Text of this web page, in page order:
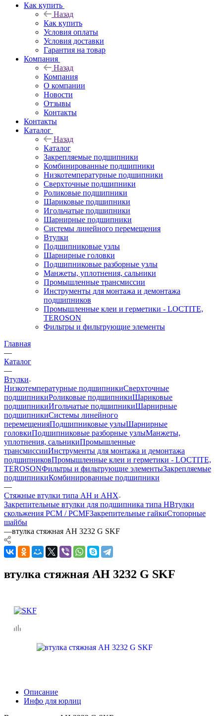
Как купить
Назад
Как купить
Условия оплаты
Условия доставки
Гарантия на товар
Компания
Назад
Компания
О компании
Новости
Отзывы
Контакты
Контакты
Каталог
Назад
Каталог
Закрепляемые подшипники
Комбинированные подшипники
Низкотемпературные подшипники
Сверхточные подшипники
Роликовые подшипники
Шариковые подшипники
Игольчатые подшипники
Шарнирные подшипники
Системы линейного перемещения
Втулки
Подшипниковые узлы
Шарнирные головки
Подшипниковые разборные узлы
Манжеты, уплотнения, сальники
Промышленные трансмиссии
Инструменты для монтажа и демонтажа
подшипников
Промышленные клеи и герметики - LOCTITE,
TEROSON
Фильтры и фильтрующие элементы
Главная
—
Каталог
—
Втулки
Низкотемпературные подшипникиСверхточные
подшипникиРоликовые подшипникиШариковые
подшипникиИгольчатые подшипникиШарнирные
подшипникиСистемы линейного
перемещенияПодшипниковые узлыШарнирные
головкиПодшипниковые разборные узлыМанжеты,
уплотнения, сальникиПромышленные
трансмиссииИнструменты для монтажа и демонтажа
подшипниковПромышленные клеи и герметики - LOCTITE,
TEROSONФильтры и фильтрующие элементыЗакрепляемые
подшипникиКомбинированные подшипники
—
Стяжные втулки типа AH и AHX
Закрепительные втулки для подшипника типа HВтулки
скольжения PCM / PCMFЗакрепительные гайкиСтопорные
шайбы
—втулка стяжная AH 3232 G SKF
втулка стяжная AH 3232 G SKF
Описание
Инфо для юрлиц